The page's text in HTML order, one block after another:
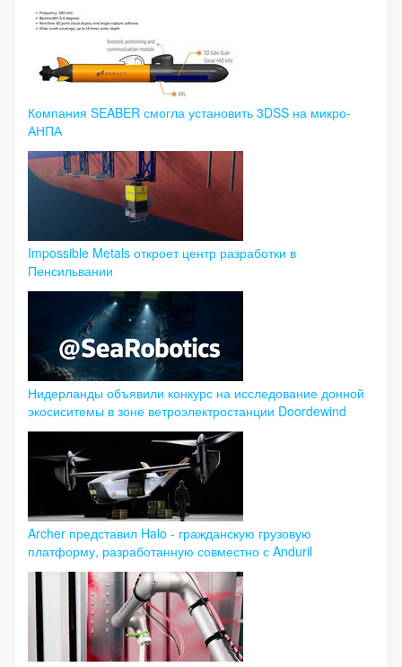
Компания SEABER смогла установить 3DSS на микро-
АНПА
Impossible Metals откроет центр разработки в
Пенсильвании
Нидерланды объявили конкурс на исследование донной
экосиситемы в зоне ветроэлектростанции Doordewind
Archer представил Halo - гражданскую грузовую
платформу, разработанную совместно с Anduril